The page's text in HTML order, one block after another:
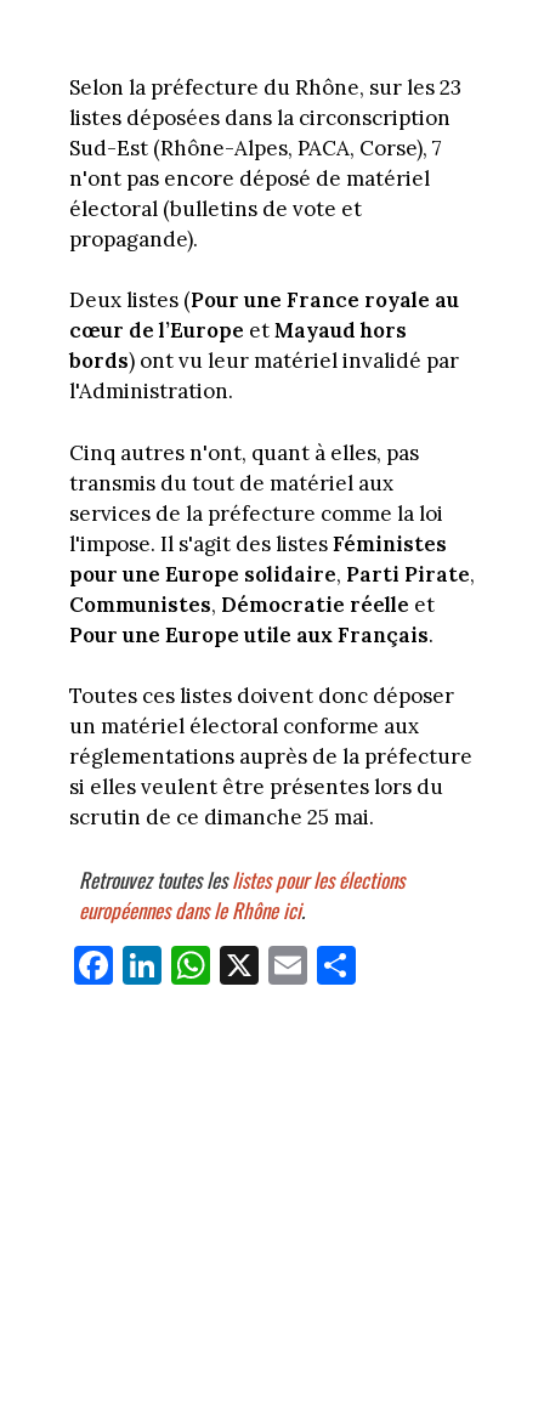
Selon la préfecture du Rhône, sur les 23
listes déposées dans la circonscription
Sud-Est (Rhône-Alpes, PACA, Corse), 7
n'ont pas encore déposé de matériel
électoral (bulletins de vote et
propagande).
Deux listes (Pour une France royale au
cœur de l’Europe etMayaud hors
bords) ont vu leur matériel invalidé par
l'Administration.
Cinq autres n'ont, quant à elles, pas
transmis du tout de matériel aux
services de la préfecture comme la loi
l'impose. Il s'agit des listesFéministes
pour une Europe solidaire, Parti Pirate,
Communistes, Démocratie réelle et
Pour une Europe utile aux Français.
Toutes ces listes doivent donc déposer
un matériel électoral conforme aux
réglementations auprès de la préfecture
si elles veulent être présentes lors du
scrutin de ce dimanche 25 mai.
Retrouvez toutes leslistes pour les élections
européennes dans le Rhône ici.
Fa
ce
Li
nk
W
ha
X E
m
Pa
rt